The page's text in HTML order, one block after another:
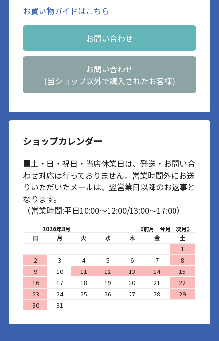
お買い物ガイドはこちら
お問い合わせ
お問い合わせ
(当ショップ以外で購入されたお客様)
ショップカレンダー
■土・日・祝日・当店休業日は、発送・お問い合
わせ対応は行っておりません。営業時間外にお送
りいただいたメールは、翌営業日以降のお返事と
なります。
（営業時間:平日10:00～12:00/13:00～17:00）
2026年8月 《前月 今月
次月》
日
月 火 水 木 金 土
1
2
3 4 5 6 7
8
9
10 11 12 13 14
15
16
17 18 19 20 21
22
23
24 25 26 27 28
29
30
31